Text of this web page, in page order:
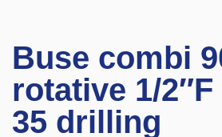
Buse combi
rotative 1/2″F
35 drilling